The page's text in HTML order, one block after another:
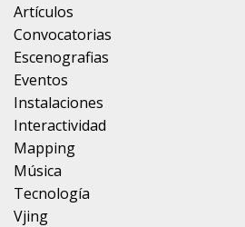
Artículos
Convocatorias
Escenografias
Eventos
Instalaciones
Interactividad
Mapping
Música
Tecnología
Vjing